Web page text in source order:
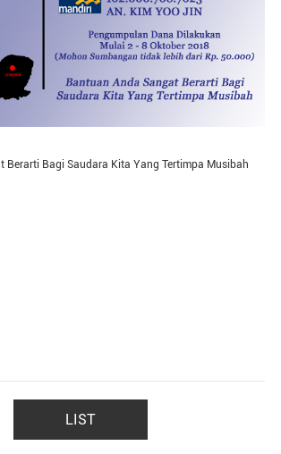
Berarti Bagi Saudara Kita Yang Tertimpa Musibah
LIST